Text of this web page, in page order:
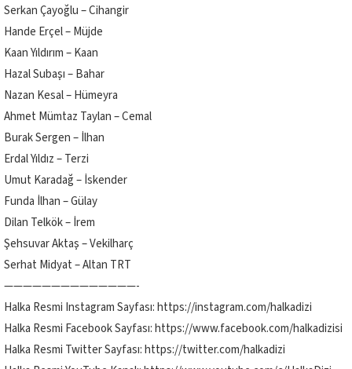
Serkan Çayoğlu – Cihangir
Hande Erçel – Müjde
Kaan Yıldırım – Kaan
Hazal Subaşı – Bahar
Nazan Kesal – Hümeyra
Ahmet Mümtaz Taylan – Cemal
Burak Sergen – İlhan
Erdal Yıldız – Terzi
Umut Karadağ – İskender
Funda İlhan – Gülay
Dilan Telkök – İrem
Şehsuvar Aktaş – Vekilharç
Serhat Midyat – Altan TRT
——————————————-
Halka Resmi Instagram Sayfası: https://instagram.com/halkadizi
Halka Resmi Facebook Sayfası: https://www.facebook.com/halkadizisi
Halka Resmi Twitter Sayfası: https://twitter.com/halkadizi